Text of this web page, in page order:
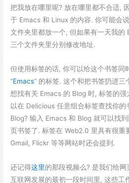
把我放在哪里呢? 放在哪里都不合适,
于 Emacs 和 Linux 的内容. 你可能会
文件夹里都放一个, 但如果有一天我的
三个文件夹里分别修改地址.
但使用标签的话, 你可以给这个书签同
“Emacs” 的标签. 这个和把书签扔进
想找有关 Emacs 的 Blog 时, 标签的
以在 Delicious 任意组合标签查找你的
Blog? 输入 Emacs 和 Blog 就可以找
页书签了. 标签在 Web2.0 里具有很重
Gmail, Flickr 等等网站时还会提到.
还记得这里的那段视频么? 是我们给
互联网发展的最初一段时间里, 这些工